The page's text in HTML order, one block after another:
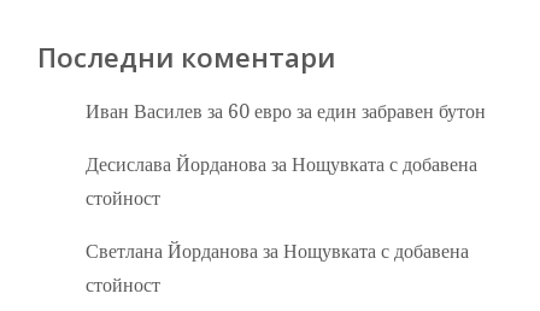
Последни коментари
Иван Василев за 60 евро за един забравен бутон
Десислава Йорданова заНощувката с добавена
стойност
Светлана Йорданова заНощувката с добавена
стойност